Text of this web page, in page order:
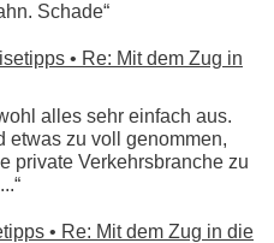
Schade“
• Re: Mit dem Zug in
alles sehr einfach aus.
etwas zu voll genommen,
private Verkehrsbranche zu
• Re: Mit dem Zug in die